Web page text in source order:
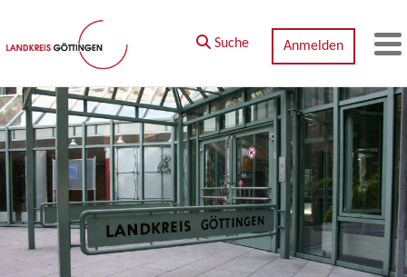
Zum Hauptinhalt springen
Suche Anmelden